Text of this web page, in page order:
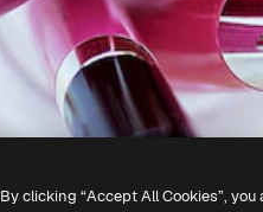
By clicking “Accept All Cookies”,